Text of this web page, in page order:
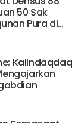
Densus 88
50 Sak
Pura di
Kalindaqdaq